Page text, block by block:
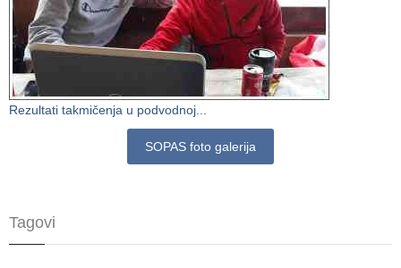
Rezultati takmičenja u podvodnoj...
SOPAS foto galerija
Tagovi